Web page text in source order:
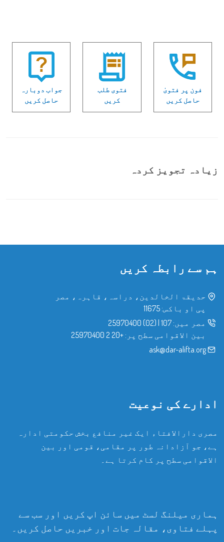
فون پر فتویٰ
حاصل کریں
فتوی طلب
کریں
جواب دوبارہ
حاصل کریں
زیادہ تجویز کردہ
ہم سے رابطہ کریں
حدیقۃ الخالدین، دراسہ، قاہرہ، مصر
پی او باکس: 11675
مصر میں: 107
|
(02) 25970400
بین الاقوامی سطح پر: +20 2 25970400
ask@dar-alifta.org
ادارے کی نوعیت
مصری دارالافتاء ایک غیر منافع بخش حکومتی ادارہ
ہے، جو آزادانہ طور پر مقامی، قومی اور بین
الاقوامی سطح پر کام کرتا ہے۔
ہماری میلنگ لسٹ میں سائن اپ کریں اور سب سے
پہلے فتاوی، مقالہ جات اور خبریں حاصل کریں۔